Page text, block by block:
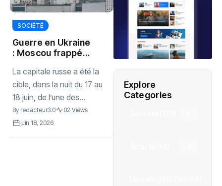
SOCIÉTÉ
Guerre en Ukraine
: Moscou frappée
massive de
drones ukrainiens
La capitale russe a été la
cible, dans la nuit du 17 au
18 juin, de l’une des...
By redacteur3.0
02 Views
juin 18, 2026
Explore
Categories